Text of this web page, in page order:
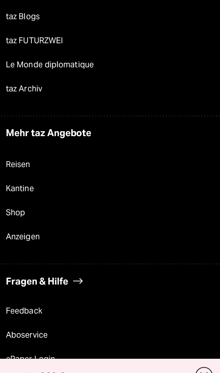
taz Blogs
taz FUTURZWEI
Le Monde diplomatique
taz Archiv
Mehr taz Angebote
Reisen
Kantine
Shop
Anzeigen
Fragen & Hilfe
Feedback
Aboservice
ePaper Login